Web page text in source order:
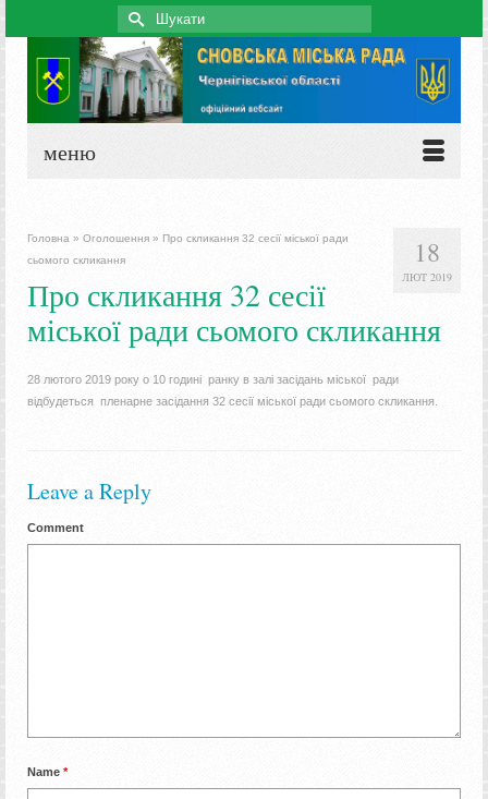
Search
for:
меню
18
ЛЮТ 2019
Головна » Оголошення » Про скликання 32 сесії міської ради
сьомого скликання
Про скликання 32 сесії
міської ради сьомого скликання
28 лютого 2019 року о 10 годині ранку в залі засідань міської ради
відбудеться пленарне засідання 32 сесії міської ради сьомого скликання.
Leave a Reply
Comment
Name *